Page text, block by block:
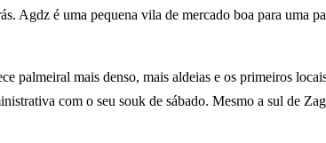
Agdz é uma pequena vila de mercado boa para uma
palmeiral mais denso, mais aldeias e os primeiros
com o seu souk de sábado. Mesmo a sul de